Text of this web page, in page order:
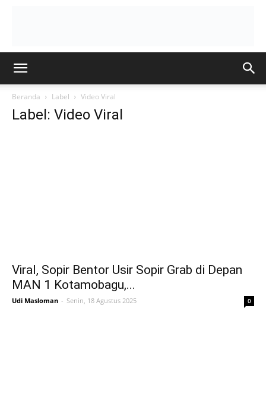
Beranda Label Video Viral
Label: Video Viral
Viral, Sopir Bentor Usir Sopir Grab di Depan
MAN 1 Kotamobagu,...
Udi Masloman - Senin, 18 Agustus 2025 0